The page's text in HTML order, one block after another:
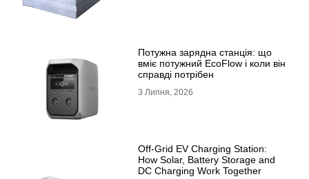
Потужна зарядна станція: що
вміє потужний EcoFlow і коли він
справді потрібен
3 Липня, 2026
Off-Grid EV Charging Station:
How Solar, Battery Storage and
DC Charging Work Together